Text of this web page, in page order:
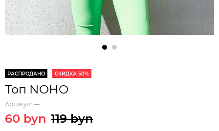
РАСПРОДАНО СКИДКА 50%
Топ NOHO
Артикул: —
60 byn 119 byn